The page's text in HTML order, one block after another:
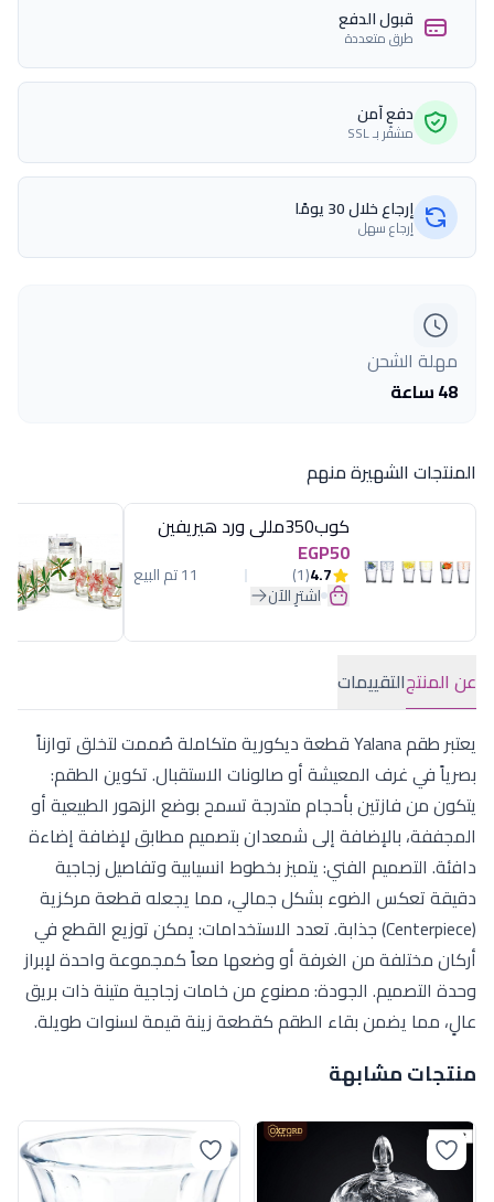
قبول الدفع
طرق متعددة
دفع آمن
مشفّر بـ SSL
إرجاع خلال 30 يومًا
إرجاع سهل
مهلة الشحن
48 ساعة
المنتجات الشهيرة منهم
كوب350مللى ورد هيريفين
EGP50
4.7
(1) 11 تم البيع
اشترِ الآن
عن المنتجالتقييمات
يعتبر طقم Yalana قطعة ديكورية متكاملة صُممت لتخلق توازناً
بصرياً في غرف المعيشة أو صالونات الاستقبال. تكوين الطقم:
يتكون من فازتين بأحجام متدرجة تسمح بوضع الزهور الطبيعية أو
المجففة، بالإضافة إلى شمعدان بتصميم مطابق لإضافة إضاءة
دافئة. التصميم الفني: يتميز بخطوط انسيابية وتفاصيل زجاجية
دقيقة تعكس الضوء بشكل جمالي، مما يجعله قطعة مركزية
(Centerpiece) جذابة. تعدد الاستخدامات: يمكن توزيع القطع في
أركان مختلفة من الغرفة أو وضعها معاً كمجموعة واحدة لإبراز
وحدة التصميم. الجودة: مصنوع من خامات زجاجية متينة ذات بريق
عالٍ، مما يضمن بقاء الطقم كقطعة زينة قيمة لسنوات طويلة.
منتجات مشابهة